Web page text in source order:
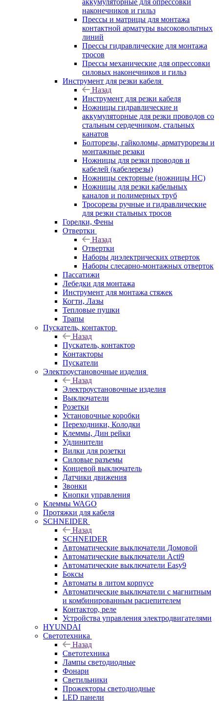
аккумуляторные для опрессовки
наконечников и гильз
Прессы и матрицы для монтажа
контактной арматуры высоковольтных
линий
Прессы гидравлические для монтажа
тросов
Прессы механические для опрессовки
силовых наконечников и гильз
Инструмент для резки кабеля
Назад
Инструмент для резки кабеля
Ножницы гидравлические и
аккумуляторные для резки проводов со
стальным сердечником, стальных
канатов
Болторезы, гайколомы, арматурорезы и
монтажные резаки
Ножницы для резки проводов и
кабелей (кабелерезы)
Ножницы секторные (ножницы НС)
Ножницы для резки кабельных
каналов и полимерных труб
Тросорезы ручные и гидравлические
для резки стальных тросов
Горелки, Фены
Отвертки
Назад
Отвертки
Наборы диэлектрических отверток
Наборы слесарно-монтажных отверток
Пассатижи
Лебедки для монтажа
Инструмент для монтажа стяжек
Когти, Лазы
Тепловые пушки
Трапы
Пускатель, контактор
Назад
Пускатель, контактор
Контакторы
Пускатели
Электроустановочные изделия
Назад
Электроустановочные изделия
Выключатели
Розетки
Установочные коробки
Переходники, Колодки
Клеммы, Дин рейки
Удлинители
Вилки для розетки
Силовые разъемы
Концевой выключатель
Датчики движения
Звонки
Кнопки управления
Клеммы WAGO
Протяжки для кабеля
SCHNEIDER
Назад
SCHNEIDER
Автоматические выключатели Домовой
Автоматические выключатели Acti9
Автоматические выключатели Easy9
Боксы
Автоматы в литом корпусе
Автоматические выключатели с магнитным
и комбинированным расцепителем
Контактор, реле
Устройства управления электродвигателями
HYUNDAI
Светотехника
Назад
Светотехника
Лампы светодиодные
Фонари
Светильники
Прожекторы светодиодные
LED панели